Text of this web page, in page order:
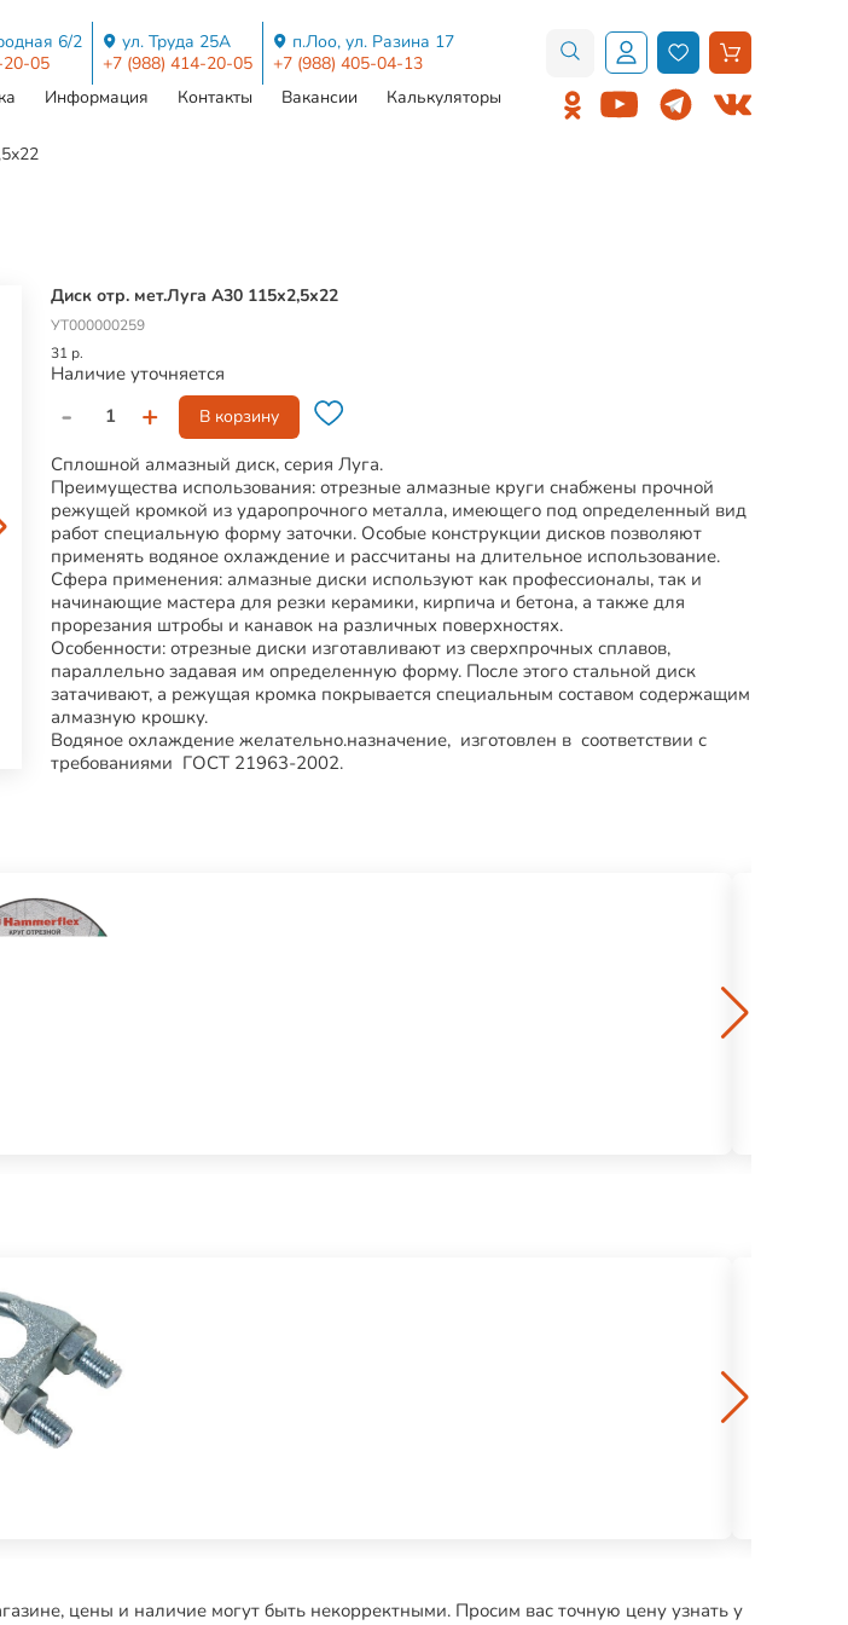
6/2
20-05
ул. Труда 25А
+7 (988) 414-20-05
п.Лоо, ул. Разина 17
+7 (988) 405-04-13
Информация Контакты Вакансии Калькуляторы
Диск отр. мет.Луга А30 115х2,5х22
УТ000000259
31 р.
Наличие уточняется
- + В корзину
Сплошной алмазный диск, серия Луга.
Преимущества использования: отрезные алмазные круги снабжены прочной
режущей кромкой из ударопрочного металла, имеющего под определенный вид
работ специальную форму заточки. Особые конструкции дисков позволяют
применять водяное охлаждение и рассчитаны на длительное использование.
Сфера применения: алмазные диски используют как профессионалы, так и
начинающие мастера для резки керамики, кирпича и бетона, а также для
прорезания штробы и канавок на различных поверхностях.
Особенности: отрезные диски изготавливают из сверхпрочных сплавов,
параллельно задавая им определенную форму. После этого стальной диск
затачивают, а режущая кромка покрывается специальным составом содержащим
алмазную крошку.
Водяное охлаждение желательно.назначение, изготовлен в соответствии с
требованиями ГОСТ 21963-2002.
цены и наличие могут быть некорректными. Просим вас точную цену узнать у